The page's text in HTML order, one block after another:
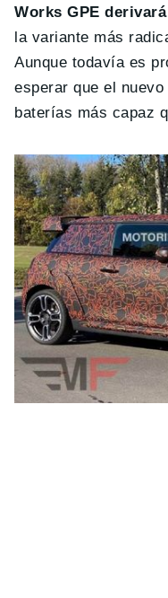
Works GPE
la variante más
Aunque todavía es
esperar que el
baterías más capaz